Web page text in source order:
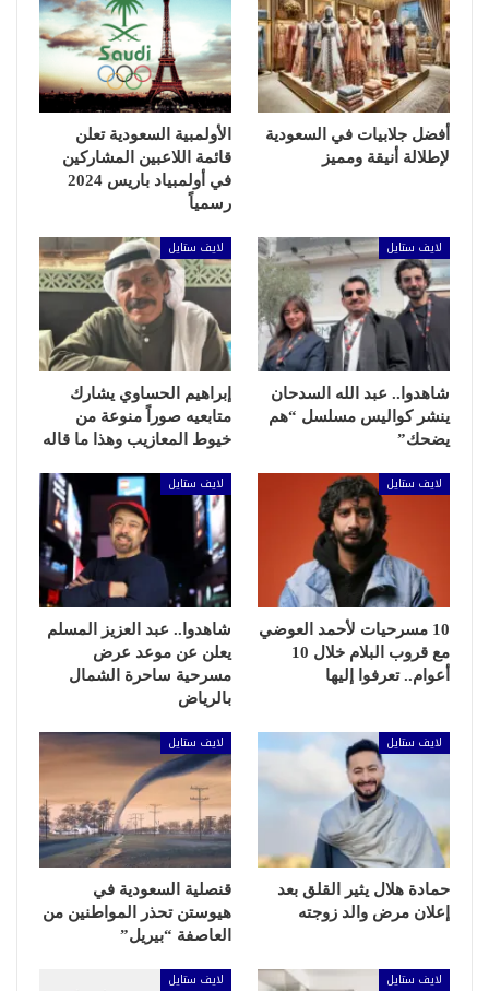
أفضل جلابيات في السعودية
لإطلالة أنيقة ومميز
الأولمبية السعودية تعلن
قائمة اللاعبين المشاركين
في أولمبياد باريس 2024
رسمياً
لايف ستايل
شاهدوا.. عبد الله السدحان
ينشر كواليس مسلسل “هم
يضحك”
لايف ستايل
إبراهيم الحساوي يشارك
متابعيه صوراً منوعة من
خيوط المعازيب وهذا ما قاله
لايف ستايل
10 مسرحيات لأحمد العوضي
مع قروب البلام خلال 10
أعوام.. تعرفوا إليها
لايف ستايل
شاهدوا.. عبد العزيز المسلم
يعلن عن موعد عرض
مسرحية ساحرة الشمال
بالرياض
لايف ستايل
حمادة هلال يثير القلق بعد
إعلان مرض والد زوجته
لايف ستايل
قنصلية السعودية في
هيوستن تحذر المواطنين من
العاصفة “بيريل”
لايف ستايل لايف ستايل